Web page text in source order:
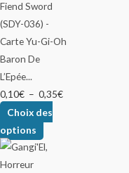
Baron De
L’Epée...
0,10€ – 0,35€
Choix des
options